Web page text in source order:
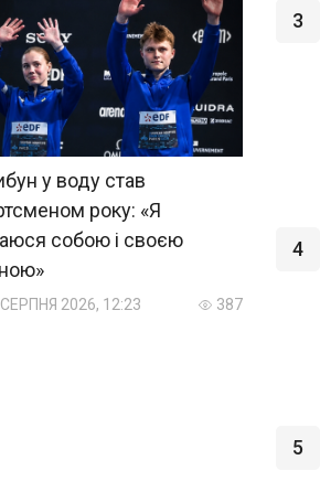
у воду став
року: «Я
собою і своєю
2026, 12:23 387
3
4
5